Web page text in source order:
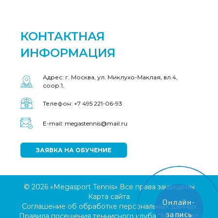
КОНТАКТНАЯ
ИНФОРМАЦИЯ
Адрес: г. Москва, ул. Миклухо-Маклая, вл.4,
соор.1.
Телефон: +7 495 221-06-93
E-mail: megastennis@mail.ru
ЗАЯВКА НА ОБУЧЕНИЕ
© 2026 «Megasport Tennis» Все права защищены
Карта сайта
Соглашение об обработке персональных данных
Правила посещения теннисного клуба "Мегаспорт
Онлайн-
запись